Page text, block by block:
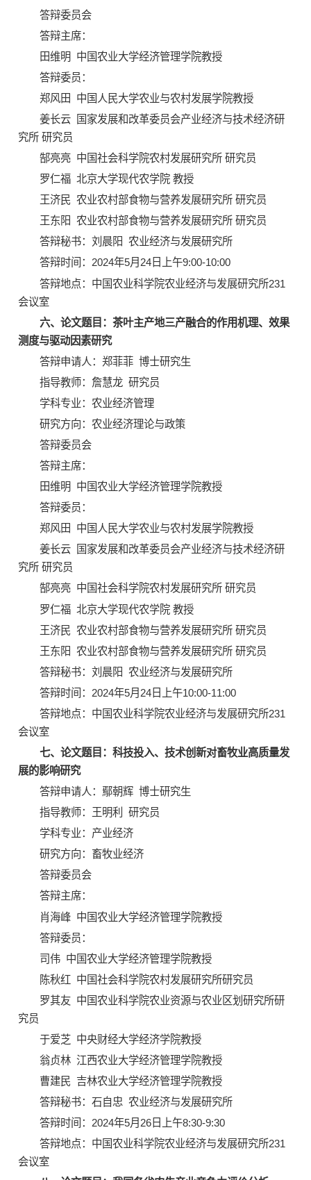
答辩委员会
答辩主席：
田维明 中国农业大学经济管理学院教授
答辩委员：
郑风田 中国人民大学农业与农村发展学院教授
姜长云 国家发展和改革委员会产业经济与技术经济研
究所 研究员
郜亮亮 中国社会科学院农村发展研究所 研究员
罗仁福 北京大学现代农学院 教授
王济民 农业农村部食物与营养发展研究所 研究员
王东阳 农业农村部食物与营养发展研究所 研究员
答辩秘书：刘晨阳 农业经济与发展研究所
答辩时间：2024年5月24日上午9:00-10:00
答辩地点：中国农业科学院农业经济与发展研究所231
会议室
六、论文题目：茶叶主产地三产融合的作用机理、效果
测度与驱动因素研究
答辩申请人：郑菲菲 博士研究生
指导教师：詹慧龙 研究员
学科专业：农业经济管理
研究方向：农业经济理论与政策
答辩委员会
答辩主席：
田维明 中国农业大学经济管理学院教授
答辩委员：
郑风田 中国人民大学农业与农村发展学院教授
姜长云 国家发展和改革委员会产业经济与技术经济研
究所 研究员
郜亮亮 中国社会科学院农村发展研究所 研究员
罗仁福 北京大学现代农学院 教授
王济民 农业农村部食物与营养发展研究所 研究员
王东阳 农业农村部食物与营养发展研究所 研究员
答辩秘书：刘晨阳 农业经济与发展研究所
答辩时间：2024年5月24日上午10:00-11:00
答辩地点：中国农业科学院农业经济与发展研究所231
会议室
七、论文题目：科技投入、技术创新对畜牧业高质量发
展的影响研究
答辩申请人：鄢朝辉 博士研究生
指导教师：王明利 研究员
学科专业：产业经济
研究方向：畜牧业经济
答辩委员会
答辩主席：
肖海峰 中国农业大学经济管理学院教授
答辩委员：
司伟 中国农业大学经济管理学院教授
陈秋红 中国社会科学院农村发展研究所研究员
罗其友 中国农业科学院农业资源与农业区划研究所研
究员
于爱芝 中央财经大学经济学院教授
翁贞林 江西农业大学经济管理学院教授
曹建民 吉林农业大学经济管理学院教授
答辩秘书：石自忠 农业经济与发展研究所
答辩时间：2024年5月26日上午8:30-9:30
答辩地点：中国农业科学院农业经济与发展研究所231
会议室